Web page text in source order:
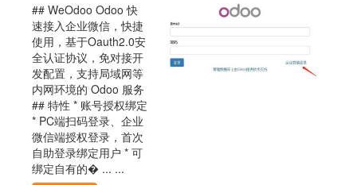
## WeOdoo Odoo 快
速接入企业微信，快捷
使用，基于Oauth2.0安
全认证协议，免对接开
发配置，支持局域网等
内网环境的 Odoo 服务
## 特性 * 账号授权绑定
* PC端扫码登录、企业
微信端授权登录，首次
自助登录绑定用户 * 可
绑定自有的� ... ...